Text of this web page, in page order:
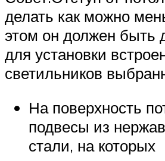
делать как можно
этом он должен быть
для установки
светильников
На поверхность
подвесы из
стали, на которых